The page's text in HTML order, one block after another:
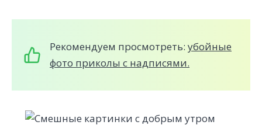
Рекомендуем просмотреть: убойные
фото приколы с надписями.